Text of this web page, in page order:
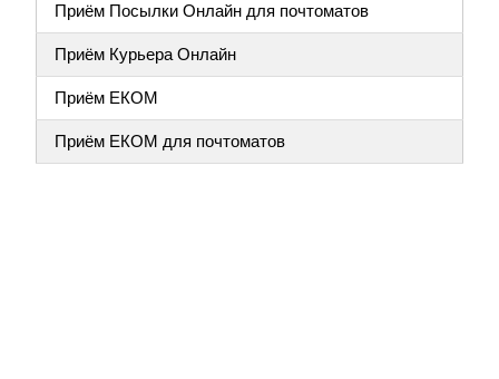
Приём Посылки Онлайн для почтоматов
Приём Курьера Онлайн
Приём ЕКОМ
Приём ЕКОМ для почтоматов